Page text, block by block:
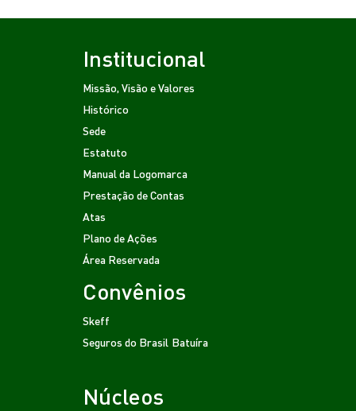
Institucional
Missão, Visão e Valores
Histórico
Sede
Estatuto
Manual da Logomarca
Prestação de Contas
Atas
Plano de Ações
Área Reservada
Convênios
Skeff
Seguros do Brasil Batuíra
Núcleos